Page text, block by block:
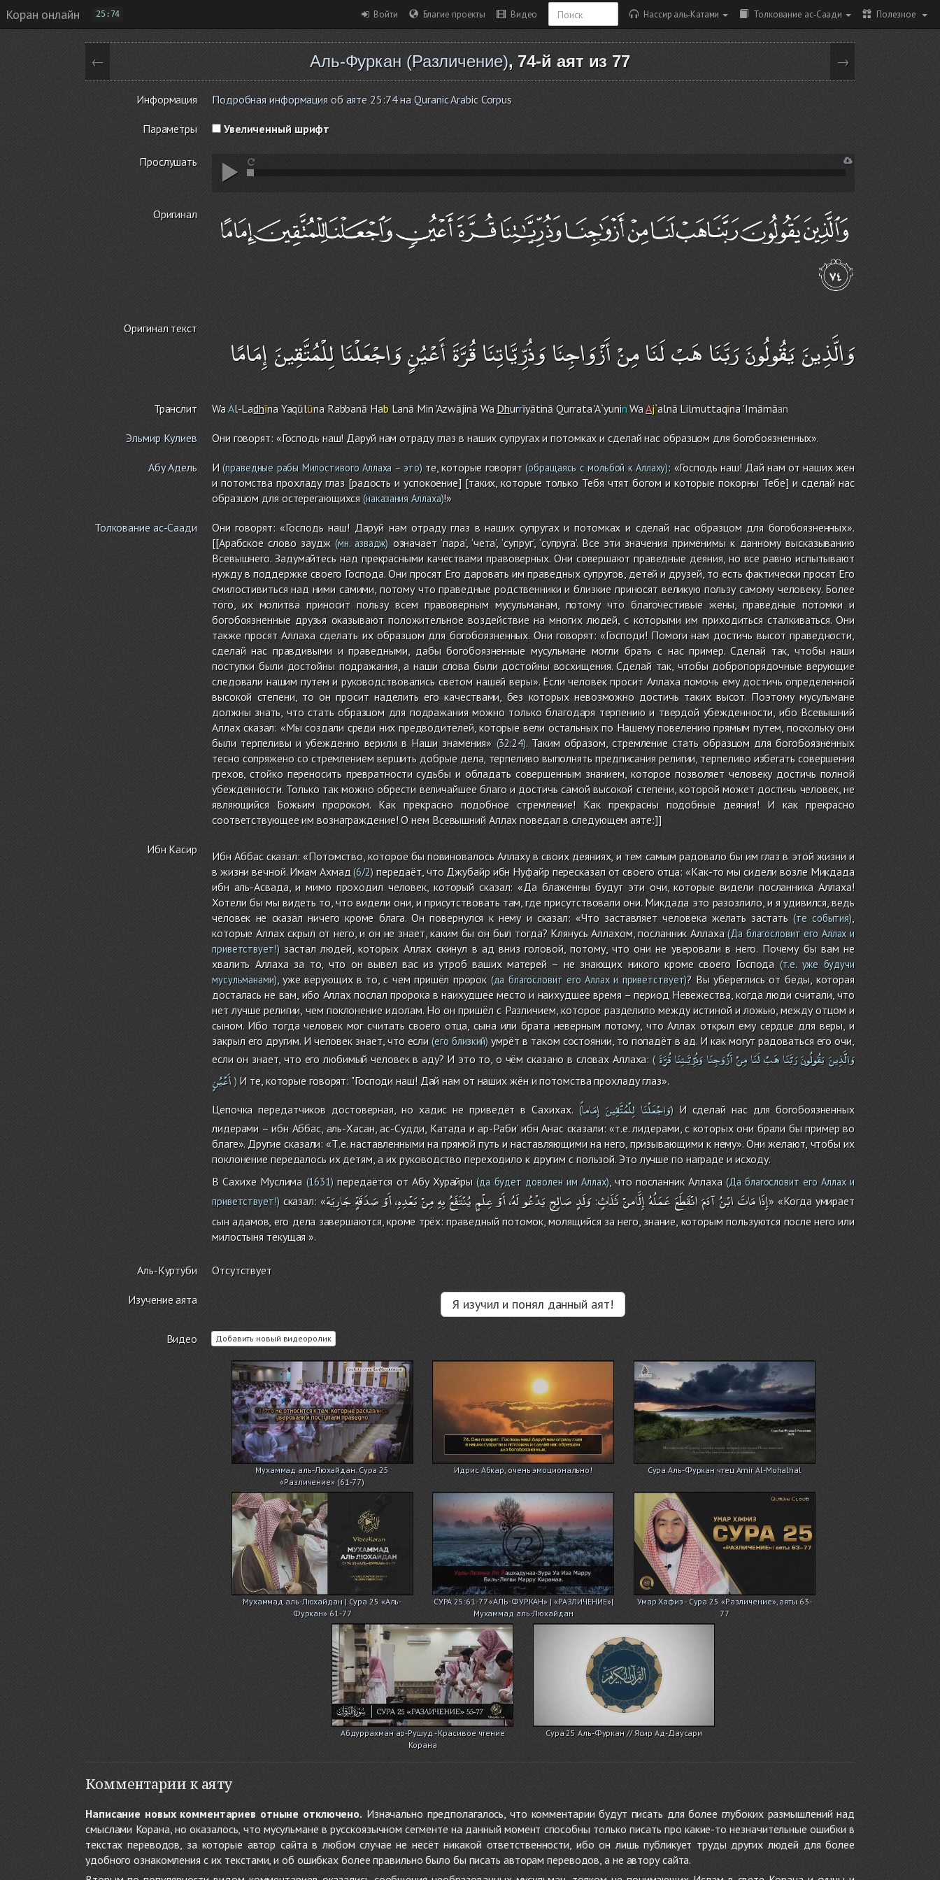
Коран онлайн 25:74 Войти Благие проекты Видео Нассир аль-Катами Толкование ас-Саади Полезное
← Аль-Фуркан (Различение), 74-й аят из 77 →
Информация Подробная информация об аяте 25:74 на Quranic Arabic Corpus
Параметры Увеличенный шрифт
Прослушать
Оригинал
Оригинал текст
وَالَّذِينَ يَقُولُونَ رَبَّنَا هَبْ لَنَا مِنْ أَزْوَاجِنَا وَذُرِّيَّاتِنَا قُرَّةَ أَعْيُنٍ وَاجْعَلْنَا لِلْمُتَّقِينَ إِمَامًا
Транслит WaAl-Ladhīna Yaqūlūna Rabbanā HabLanā Min 'Azwājinā Wa Dhurrīyātinā Qurrata 'A`yuninWaAj`alnā Lilmuttaqīna 'Imāmāan
Эльмир Кулиев Они говорят: «Господь наш! Даруй нам отраду глаз в наших супругах и потомках и сделай нас образцом для богобоязненных».
Абу Адель И(праведные рабы Милостивого Аллаха – это)те, которые говорят (обращаясь с мольбой к Аллаху): «Господь наш! Дай нам от наших жен
и потомства прохладу глаз [радость и успокоение] [таких, которые только Тебя чтят богом и которые покорны Тебе] и сделай нас
образцом для остерегающихся (наказания Аллаха)!»
Толкование ас-Саади
Они говорят: «Господь наш! Даруй нам отраду глаз в наших супругах и потомках и сделай нас образцом для богобоязненных».
[[Арабское слово заудж(мн. азвадж) означает ‘пара’, ‘чета’, ‘супруг’, ‘супруга’. Все эти значения применимы к данному высказыванию
Всевышнего. Задумайтесь над прекрасными качествами правоверных. Они совершают праведные деяния, но все равно испытывают
нужду в поддержке своего Господа. Они просят Его даровать им праведных супругов, детей и друзей, то есть фактически просят Его
смилостивиться над ними самими, потому что праведные родственники и близкие приносят великую пользу самому человеку. Более
того, их молитва приносит пользу всем правоверным мусульманам, потому что благочестивые жены, праведные потомки и
богобоязненные друзья оказывают положительное воздействие на многих людей, с которыми им приходиться сталкиваться. Они
также просят Аллаха сделать их образцом для богобоязненных. Они говорят: «Господи! Помоги нам достичь высот праведности,
сделай нас правдивыми и праведными, дабы богобоязненные мусульмане могли брать с нас пример. Сделай так, чтобы наши
поступки были достойны подражания, а наши слова были достойны восхищения. Сделай так, чтобы добропорядочные верующие
следовали нашим путем и руководствовались светом нашей веры». Если человек просит Аллаха помочь ему достичь определенной
высокой степени, то он просит наделить его качествами, без которых невозможно достичь таких высот. Поэтому мусульмане
должны знать, что стать образцом для подражания можно только благодаря терпению и твердой убежденности, ибо Всевышний
Аллах сказал: «Мы создали среди них предводителей, которые вели остальных по Нашему повелению прямым путем, поскольку они
были терпеливы и убежденно верили в Наши знамения» (32:24). Таким образом, стремление стать образцом для богобоязненных
тесно сопряжено со стремлением вершить добрые дела, терпеливо выполнять предписания религии, терпеливо избегать совершения
грехов, стойко переносить превратности судьбы и обладать совершенным знанием, которое позволяет человеку достичь полной
убежденности. Только так можно обрести величайшее благо и достичь самой высокой степени, которой может достичь человек, не
являющийся Божьим пророком. Как прекрасно подобное стремление! Как прекрасны подобные деяния! И как прекрасно
соответствующее им вознаграждение! О нем Всевышний Аллах поведал в следующем аяте:]]
Ибн Касир
Ибн Аббас сказал: «Потомство, которое бы повиновалось Аллаху в своих деяниях, и тем самым радовало бы им глаз в этой жизни и
в жизни вечной. Имам Ахмад (6/2)передаёт, что Джубайр ибн Нуфайр пересказал от своего отца: «Как-то мы сидели возле Микдада
ибн аль-Асвада, и мимо проходил человек, который сказал: «Да блаженны будут эти очи, которые видели посланника Аллаха!
Хотели бы мы видеть то, что видели они, и присутствовать там, где присутствовали они. Микдада это разозлило, и я удивился, ведь
человек не сказал ничего кроме блага. Он повернулся к нему и сказал: «Что заставляет человека желать застать(те события)
которые Аллах скрыл от него, и он не знает, каким бы он был тогда? Клянусь Аллахом, посланник Аллаха(Да благословит его Аллах и
приветствует!)застал людей, которых Аллах скинул в ад вниз головой, потому, что они не уверовали в него. Почему бы вам не
хвалить Аллаха за то, что он вывел вас из утроб ваших матерей – не знающих никого кроме своего Господа (т.е. уже будучи
мусульманами), уже верующих в то, с чем пришёл пророк(да благословит его Аллах и приветствует)? Вы убереглись от беды, которая
досталась не вам, ибо Аллах послал пророка в наихудшее место и наихудшее время – период Невежества, когда люди считали, что
нет лучше религии, чем поклонение идолам. Но он пришёл с Различием, которое разделило между истиной и ложью, между отцом и
сыном. Ибо тогда человек мог считать своего отца, сына или брата неверным потому, что Аллах открыл ему сердце для веры, и
закрыл его другим. И человек знает, что если (его близкий) умрёт в таком состоянии, то попадёт в ад. И как могут радоваться его очи,
если он знает, что его любимый человек в аду? И это то, о чём сказано в словах Аллаха: ( وَالَّذِينَيَقُولُونَرَبَّنَاهَبْلَنَامِنْأَزْوَجِنَاوَذُرِّيَّـتِنَاقُرَّةَ
أَعْيُنٍ)И те, которые говорят: "Господи наш! Дай нам от наших жён и потомства прохладу глаз».
Цепочка передатчиков достоверная, но хадис не приведёт в Сахихах. ( وَاجْعَلْنَا لِلْمُتَّقِينَ إِمَاماً )И сделай нас для богобоязненных
лидерами – ибн Аббас, аль-Хасан, ас-Судди, Катада и ар-Раби’ ибн Анас сказали: «т.е. лидерами, с которых они брали бы пример во
благе». Другие сказали: «Т.е. наставленными на прямой путь и наставляющими на него, призывающими к нему». Они желают, чтобы их
поклонение передалось их детям, а их руководство переходило к другим с пользой. Это лучше по награде и исходу.
В Сахихе Муслима (1631) передаётся от Абу Хурайры (да будет доволен им Аллах), что посланник Аллаха(Да благословит его Аллах и
приветствует!)сказал: « إِذَامَاتَابْنُآدَمَانْقَطَعَعَمَلُهُإِلَّامنْثَلَاثٍ:وَلَدٍصَالِحٍيَدْعُولَهُ،أَوْعِلْمٍيُنْتَفَعُبِهِمِنْبَعْدِهِ،أَوْصَدَقَةٍجَارِيَة
» «Когда умирает
сын адамов, его дела завершаются, кроме трёх: праведный потомок, молящийся за него, знание, которым пользуются после него или
милостыня текущая ».
Аль-Куртуби Отсутствует
Изучение аята Я изучил и понял данный аят!
Видео Добавить новый видеоролик
Мухаммад аль-Люхайдан. Сура 25
«Различение» (61-77)
Идрис Абкар, очень эмоционально! Сура Аль-Фуркан чтец Amir Al-Mohalhal
Мухаммад аль-Люхайдан | Сура 25 «Аль-
Фуркан» 61-77
СУРА 25:61-77 «АЛЬ-ФУРКАН» | «РАЗЛИЧЕНИЕ»|
Мухаммад аль-Люхайдан
Умар Хафиз - Сура 25 «Различение», аяты 63-
77
Абдуррахман ар-Рушуд - Красивое чтение
Корана
Сура 25 Аль-Фуркан // Ясир Ад-Даусари
Комментарии к аяту
Написание новых комментариев отныне отключено. Изначально предполагалось, что комментарии будут писать для более глубоких размышлений над
смыслами Корана, но оказалось, что мусульмане в русскоязычном сегменте на данный момент способны только писать про какие-то незначительные ошибки в
текстах переводов, за которые автор сайта в любом случае не несёт никакой ответственности, ибо он лишь публикует труды других людей для более
удобного ознакомления с их текстами, и об ошибках более правильно было бы писать авторам переводов, а не автору сайта.